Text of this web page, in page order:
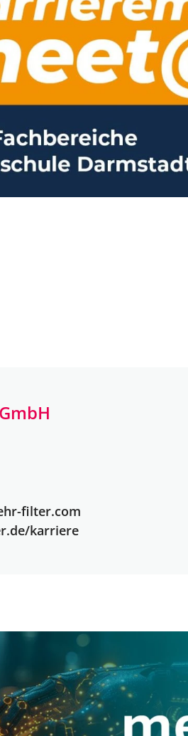
filter.com
karriere